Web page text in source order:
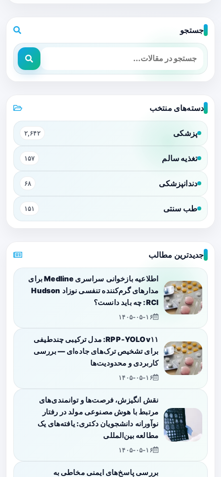
جستجو
دسته‌های منتخب
پزشکی ۲,۶۴۲
تغذیه سالم ۱۵۷
دندانپزشکی ۶۸
طب سنتی ۱۵۱
جدیدترین مطالب
اطلاعیه بازخوانی سراسری Medline برای
مدارهای گرم‌کننده تنفسی نوزاد Hudson
RCI: چه باید دانست؟
۱۴۰۵-۰۵-۱۶
RPP‑YOLOv۱۱: مدل ترکیبی چندطیفی
برای تشخیص ترک‌های جاده‌ای — بررسی
کاربردی و محدودیت‌ها
۱۴۰۵-۰۵-۱۶
نقش انگیزش، فرصت‌ها و توانمندی‌های
مرتبط با هوش مصنوعی مولد در رفتار
نوآورانه دانشجویان دکتری: یافته‌های یک
مطالعه بین‌المللی
۱۴۰۵-۰۵-۱۶
بررسی پاسخ‌های ایمنی مخاطی به